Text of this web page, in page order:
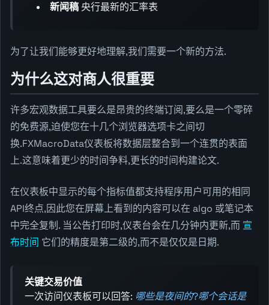
新闻稿央行最新的汇率表
为了让我们能够更好地理解,我们需要一个新的方法.
为什么这对商人很重要
许多宏观数据工具要么是昂贵的终端订阅,要么是一个零碎
的免费源,迫使您在十几个浏览器选项卡之间切
换.FXMacroData仪表板将数据层整合到一个连贯的表面
上.这意味着更少的时间争料,更长的时间构建论文.
在仪表板中显示的每个指标值都支持程序用户可用的相同
API终点,因此您在屏幕上看到的内容可以在 algo 或笔记本
中完全复制. 当公告打印时,仪表台会在几分钟内更新,而 宣
布时间 它们的精度是第二级的,而不是仅仅是日期.
关键交易价值
一次访问仪表板可以回答: 哪些是夜间的?哪个会话是